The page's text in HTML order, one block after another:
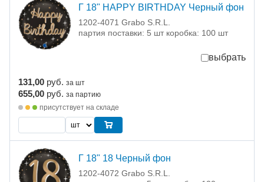
Г 18" HAPPY BIRTHDAY Черный фон
1202-4071 Grabo S.R.L.
партия поставки: 5 шт коробка: 100 шт
выбрать
131,00 руб. за шт
655,00 руб. за партию
присутствует на складе
Г 18" 18 Черный фон
1202-4072 Grabo S.R.L.